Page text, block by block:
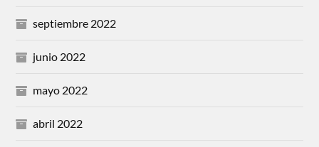
septiembre 2022
junio 2022
mayo 2022
abril 2022